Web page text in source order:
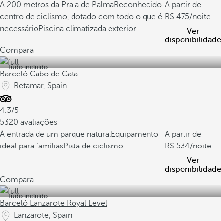
A 200 metros da Praia de PalmaReconhecido
centro de ciclismo, dotado com todo o que é
necessárioPiscina climatizada exterior
A partir de
475/noite
Ver
disponibilidade
Compara
Tudo incluído
Barceló Cabo de Gata
Retamar, Spain
4.3/5
5320 avaliações
À entrada de um parque naturalEquipamento
ideal para famíliasPista de ciclismo
A partir de
534/noite
Ver
disponibilidade
Compara
Tudo incluído
Barceló Lanzarote Royal Level
Lanzarote, Spain